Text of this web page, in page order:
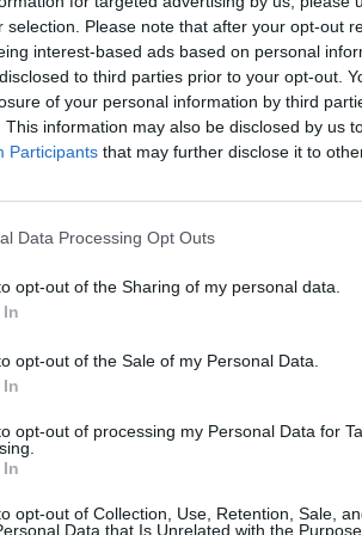
selection. Please note that after your opt-out
interest-based ads based on personal
to third parties prior to your opt-out.
of your personal information by third
This information may also be disclosed by us
Participants that may further disclose it to
Data Processing Opt Outs
opt-out of the Sharing of my personal data.
opt-out of the Sale of my Personal Data.
opt-out of processing my Personal Data for
opt-out of Collection, Use, Retention, Sale,
Data that Is Unrelated with the
Add to preferred sources
Baladis Koumpouras